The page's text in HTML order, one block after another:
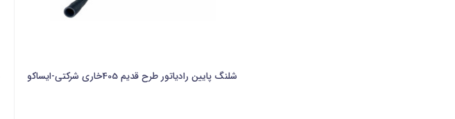
شلنگ پایین رادیاتور طرح قدیم 405خاری شرکتی-ایساکو